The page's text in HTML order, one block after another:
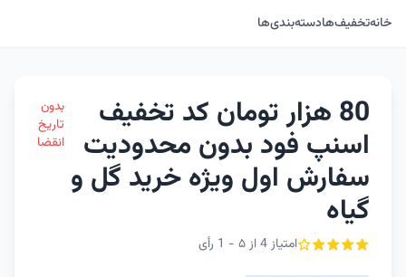
خانهتخفیف‌هادسته‌بندی‌ها
80 هزار تومان کد تخفیف
اسنپ فود بدون محدودیت
سفارش اول ویژه خرید گل و
گیاه
امتیاز 4 از ۵ - 1 رأی
بدون
تاریخ
انقضا